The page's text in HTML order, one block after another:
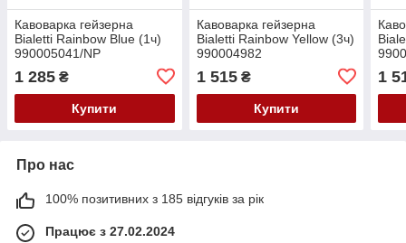
Кавоварка гейзерна
Bialetti Rainbow Blue (1ч)
990005041/NP
1 285 ₴
Купити
Кавоварка гейзерна
Bialetti Rainbow Yellow (3ч)
990004982
1 515₴
Купити
1
Про нас
100% позитивних з 185 відгуків за рік
Працює з 27.02.2024